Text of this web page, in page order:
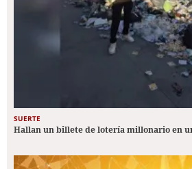
SUERTE
Hallan un billete de lotería millonario en